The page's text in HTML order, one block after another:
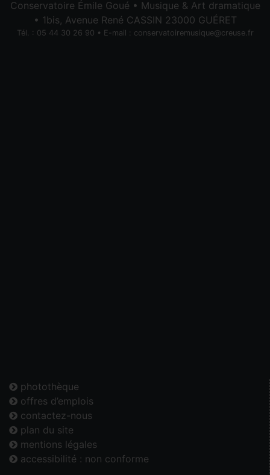
Conservatoire Émile Goué • Musique & Art dramatique
• 1bis, Avenue René CASSIN 23000 GUÉRET
Tél. : 05 44 30 26 90 • E-mail : conservatoiremusique@creuse.fr
photothèque
offres d’emplois
contactez-nous
plan du site
mentions légales
accessibilité : non conforme